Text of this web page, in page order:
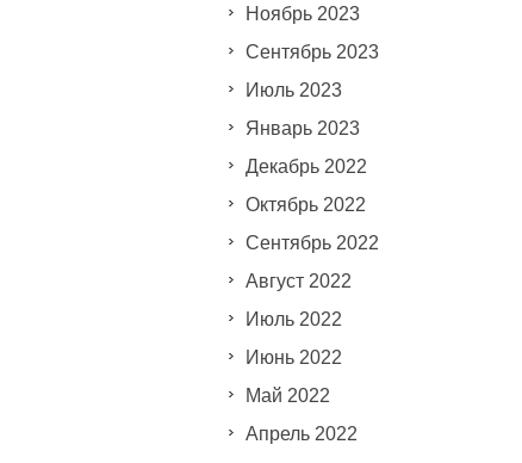
Ноябрь 2023
Сентябрь 2023
Июль 2023
Январь 2023
Декабрь 2022
Октябрь 2022
Сентябрь 2022
Август 2022
Июль 2022
Июнь 2022
Май 2022
Апрель 2022